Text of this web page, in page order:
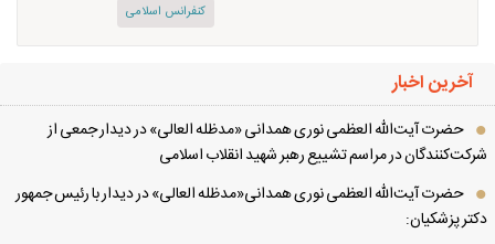
کنفرانس اسلامی
آخرین اخبار
حضرت آیت‌الله العظمی نوری همدانی «مدظله العالی» در دیدار جمعی از
در مراسم تشییع رهبر شهید انقلاب اسلامی
حضرت آیت‌الله العظمی نوری همدانی«مدظله العالی» در دیدار با رئیس جمهور
پزشکیان: